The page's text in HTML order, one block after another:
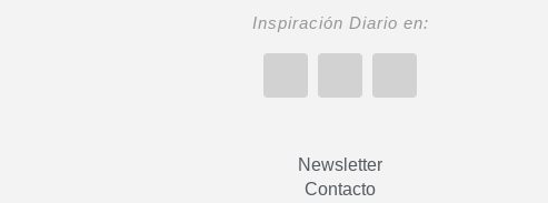
Inspiración Diario en:
Newsletter
Contacto